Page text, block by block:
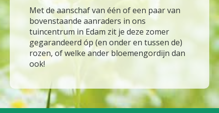
Met de aanschaf van één of een paar van
bovenstaande aanraders in ons
tuincentrum in Edam zit je deze zomer
gegarandeerd óp (en onder en tussen de)
rozen, of welke ander bloemengordijn dan
ook!